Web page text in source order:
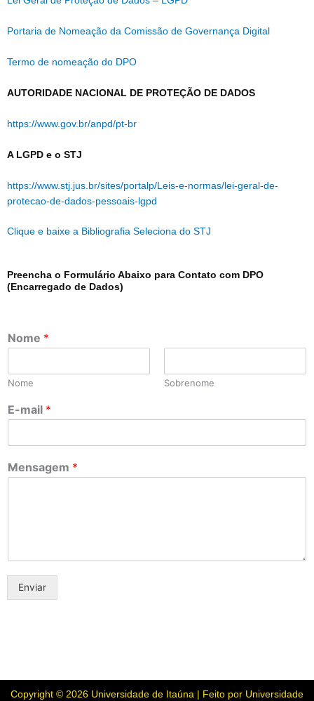
Portaria de Nomeação da Comissão de Governança Digital
Termo de nomeação do DPO
AUTORIDADE NACIONAL DE PROTEÇÃO DE DADOS
https://www.gov.br/anpd/pt-br
A LGPD e o STJ
https://www.stj.jus.br/sites/portalp/Leis-e-normas/lei-geral-de-
protecao-de-dados-pessoais-lgpd
Clique e baixe a Bibliografia Seleciona do STJ
Preencha o Formulário Abaixo para Contato com DPO
(Encarregado de Dados)
Nome *
Nome Sobrenome
E-mail *
Mensagem *
Enviar
Copyright © 2026 Universidade de Itaúna | Feito por Universidade